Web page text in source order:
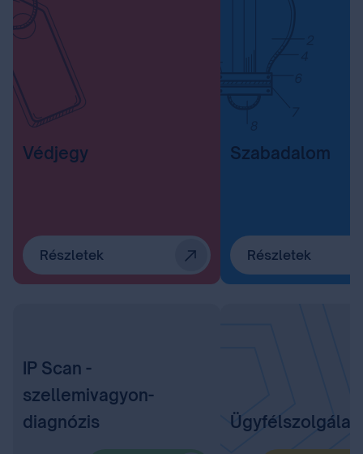
Védjegy
Részletek
Szabadalom
Részletek
IP Scan -
szellemivagyon-
diagnózis
Ügyfélszolgálat